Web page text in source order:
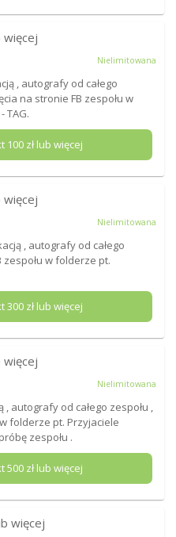
więcej
Nielimitowana
, autografy od całego
na stronie FB zespołu w
TAG.
100zł lub więcej
więcej
Nielimitowana
, autografy od całego
zespołu w folderze pt.
300zł lub więcej
więcej
Nielimitowana
, autografy od całego zespołu ,
folderze pt. Przyjaciele
zespołu .
500zł lub więcej
więcej